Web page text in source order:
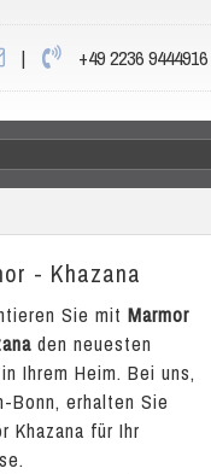
| +49 2236 9444916
- Khazana
Sie mit Marmor
den neuesten
Ihrem Heim. Bei uns,
Bonn, erhalten Sie
Khazana für Ihr